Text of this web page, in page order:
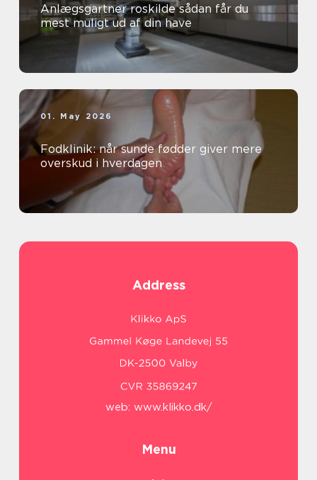
Anlægsgartner roskilde sådan får du
mest muligt ud af din have
01. May 2026
Fodklinik: når sunde fødder giver mere
overskud i hverdagen
Address
web: www.klikko.dk/
Menu